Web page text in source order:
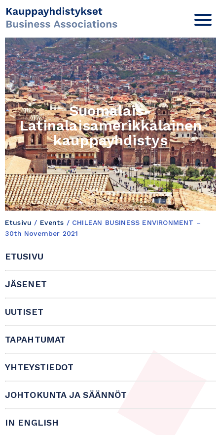
Suomalais-
Latinalaisamerikkalainen
kauppayhdistys
Etusivu / Events / CHILEAN BUSINESS ENVIRONMENT –
30th November 2021
ETUSIVU
JÄSENET
UUTISET
TAPAHTUMAT
YHTEYSTIEDOT
JOHTOKUNTA JA SÄÄNNÖT
IN ENGLISH